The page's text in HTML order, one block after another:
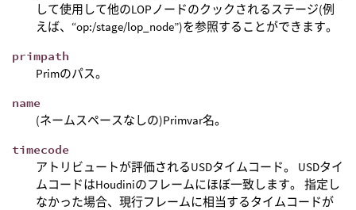
して使用して他のLOPノードのクックされるステージ(例
えば、“op:/stage/lop_node”)を参照することができます。
primpath
Primのパス。
name
(ネームスペースなしの)Primvar名。
timecode
アトリビュートが評価されるUSDタイムコード。 USDタイ
ムコードはHoudiniのフレームにほぼ一致します。 指定し
なかった場合、現行フレームに相当するタイムコードが